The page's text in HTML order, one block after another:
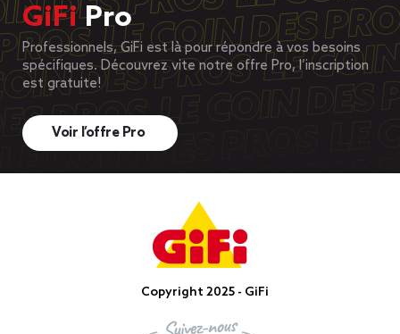
GiFiPro
Professionnels, GiFi est là pour répondre à vos besoins
spécifiques. Découvrez vite notre offre Pro, l’inscription
est gratuite!
Voir l’offre Pro
Copyright 2025 - GiFi